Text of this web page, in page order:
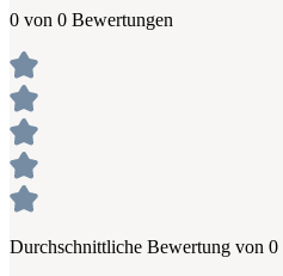
0 von 0 Bewertungen
Durchschnittliche Bewertung von 0